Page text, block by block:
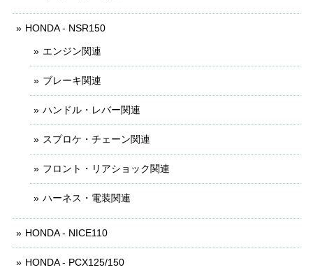
HONDA - NSR150
エンジン関連
ブレーキ関連
ハンドル・レバー関連
スプロケ・チェーン関連
フロント・リアショック関連
ハーネス・電装関連
HONDA - NICE110
HONDA - PCX125/150